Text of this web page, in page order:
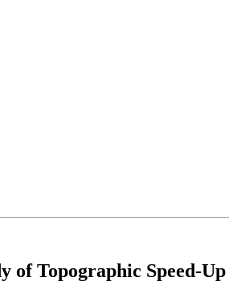
of Topographic Speed-